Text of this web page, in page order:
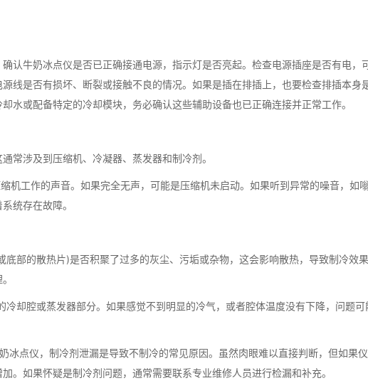
牛奶冰点仪是否已正确接通电源，指示灯是否亮起。检查电源插座是否有电，
线是否有损坏、断裂或接触不良的情况。如果是插在排插上，也要检查排插本身
水或配备特定的冷却模块，务必确认这些辅助设备也已正确连接并正常工作。
涉及到压缩机、冷凝器、蒸发器和制冷剂。
工作的声音。如果完全无声，可能是压缩机未启动。如果听到异常的噪音，如
统存在故障。
部的散热片)是否积聚了过多的灰尘、污垢或杂物，这会影响散热，导致制冷效
却腔或蒸发器部分。如果感觉不到明显的冷气，或者腔体温度没有下降，问题可
点仪，制冷剂泄漏是导致不制冷的常见原因。虽然肉眼难以直接判断，但如果
。如果怀疑是制冷剂问题，通常需要联系专业维修人员进行检漏和补充。